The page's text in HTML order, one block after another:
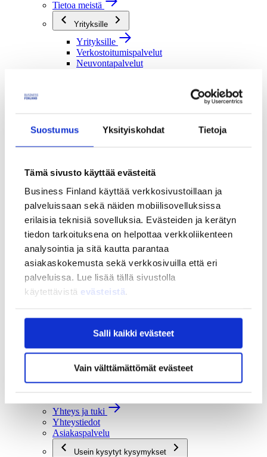
Suostumus Yksityiskohdat Tietoja
Tämä sivusto käyttää evästeitä
Business Finland käyttää verkkosivustoillaan ja
palveluissaan sekä näiden mobiilisovelluksissa
erilaisia teknisiä sovelluksia. Evästeiden ja kerätyn
tiedon tarkoituksena on helpottaa verkkoliikenteen
analysointia ja sitä kautta parantaa
asiakaskokemusta sekä verkkosivuilla että eri
palveluissa. Lue lisää tällä sivustolla
käytettävistä evästeistä.
Salli kaikki evästeet
Vain välttämättömät evästeet
Tietoa meistä
Yrityksille
Yrityksille
Verkostoitumispalvelut
Neuvontapalvelut
Rahoituspalvelut
Julkisille toimijoille
Verkostoitumispalvelut
Rahoituspalvelut
Me olemme Business Finland
Me olemme Business Finland
Organisaatiomme
Töihin meille
Toimintaverkostomme
Strategia ja vaikuttavuus
Strategia ja vaikuttavuus
Tulokset ja vaikutukset
Ajankohtaista
Ajankohtaista
Uutiset
Tapahtumat
Yhteys ja tuki
Yhteystiedot
Asiakaspalvelu
Usein kysytyt kysymykset